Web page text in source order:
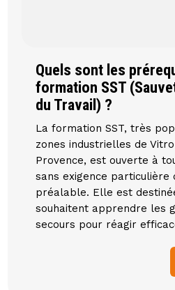
Quels sont les
formation SST
du Travail) ?
La formation SST, très
zones industrielles de
Provence, est ouverte à
sans exigence particulière
préalable. Elle est
souhaitent apprendre les
secours pour réagir